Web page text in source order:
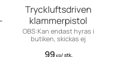
Tryckluftsdriven
klammerpistol
OBS:Kan endast hyras i
butiken, skickas ej
99KR/stk.